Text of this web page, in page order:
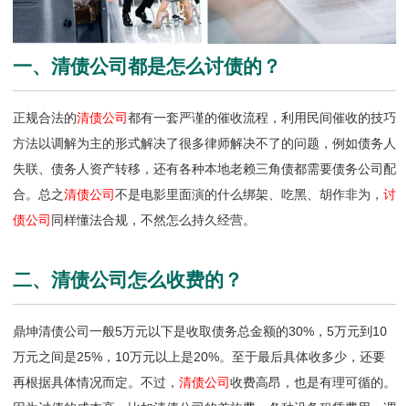
一、清债公司都是怎么讨债的？
正规合法的清债公司都有一套严谨的催收流程，利用民间催收的技巧
方法以调解为主的形式解决了很多律师解决不了的问题，例如债务人
失联、债务人资产转移，还有各种本地老赖三角债都需要债务公司配
合。总之清债公司不是电影里面演的什么绑架、吃黑、胡作非为， 讨
债公司 同样懂法合规，不然怎么持久经营。
二、清债公司怎么收费的？
鼎坤清债公司一般5万元以下是收取债务总金额的30%，5万元到10
万元之间是25%，10万元以上是20%。至于最后具体收多少，还要
再根据具体情况而定。不过， 清债公司收费高昂，也是有理可循的。